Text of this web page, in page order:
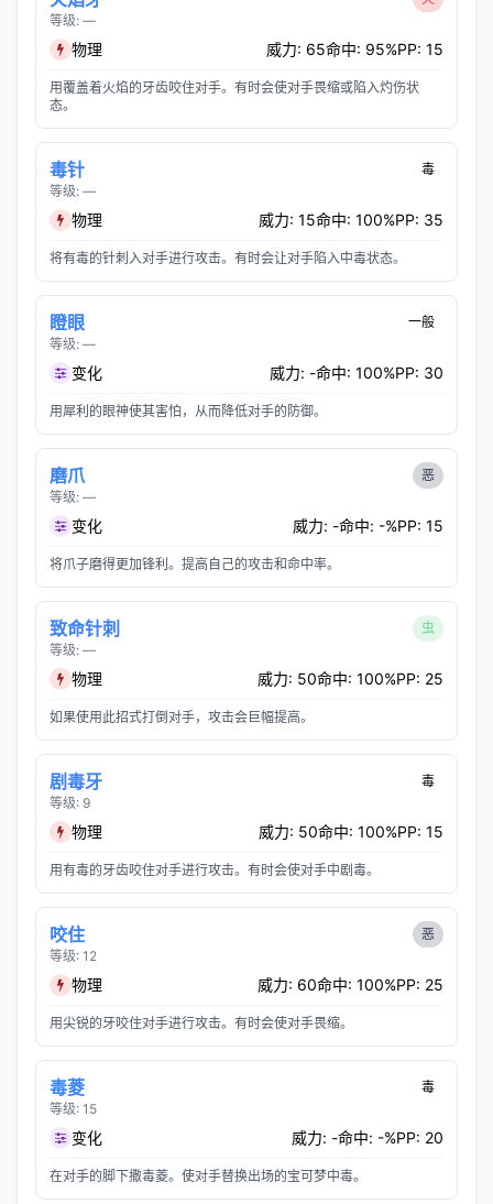
等级: —
物理 威力: 65命中: 95%PP: 15
用覆盖着火焰的牙齿咬住对手。有时会使对手畏缩或陷入灼伤状
态。
毒针
等级: —
毒
物理 威力: 15命中: 100%PP: 35
将有毒的针刺入对手进行攻击。有时会让对手陷入中毒状态。
瞪眼
等级: —
一般
变化 威力: -命中: 100%PP: 30
用犀利的眼神使其害怕，从而降低对手的防御。
磨爪
等级: —
恶
变化 威力: -命中: -%PP: 15
将爪子磨得更加锋利。提高自己的攻击和命中率。
致命针刺
等级: —
虫
物理 威力: 50命中: 100%PP: 25
如果使用此招式打倒对手，攻击会巨幅提高。
剧毒牙
等级: 9
毒
物理 威力: 50命中: 100%PP: 15
用有毒的牙齿咬住对手进行攻击。有时会使对手中剧毒。
咬住
等级: 12
恶
物理 威力: 60命中: 100%PP: 25
用尖锐的牙咬住对手进行攻击。有时会使对手畏缩。
毒菱
等级: 15
毒
变化 威力: -命中: -%PP: 20
在对手的脚下撒毒菱。使对手替换出场的宝可梦中毒。